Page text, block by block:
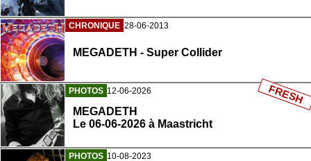
CHRONIQUE 28-06-2013
MEGADETH - Super Collider
PHOTOS 12-06-2026
MEGADETH
Le 06-06-2026 à Maastricht
FRESH
PHOTOS 10-08-2023